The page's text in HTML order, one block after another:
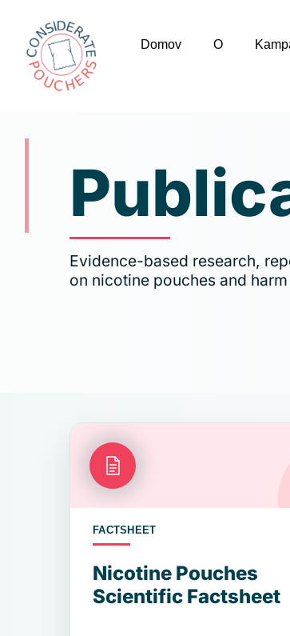
Domov O
Evidence-based research,
on nicotine pouches and
FACTSHEET
Nicotine Pouches
Scientific Factsheet